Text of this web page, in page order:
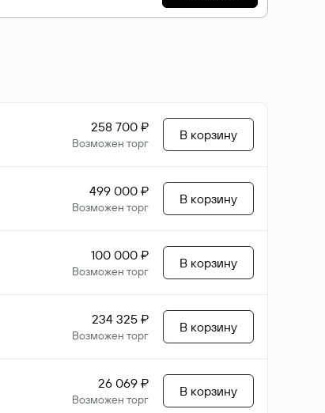
258 700 ₽
Возможен торг
В корзину
499 000 ₽
Возможен торг
В корзину
100 000 ₽
Возможен торг
В корзину
234 325 ₽
Возможен торг
В корзину
26 069 ₽
Возможен торг
В корзину